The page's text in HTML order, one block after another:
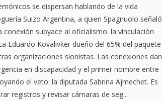
se dispersan hablando de la vida
Suizo Argentina, a quien Spagnuolo señaló
subyace al oficialismo: la vinculación
Eduardo Kovalivker dueño del 65% del paquete
organizaciones sionistas. Las conexiones dan
en discapacidad y el primer nombre entre
el veto: la diputada Sabrina Ajmechet. Es
registros y revisar cámaras de seg...